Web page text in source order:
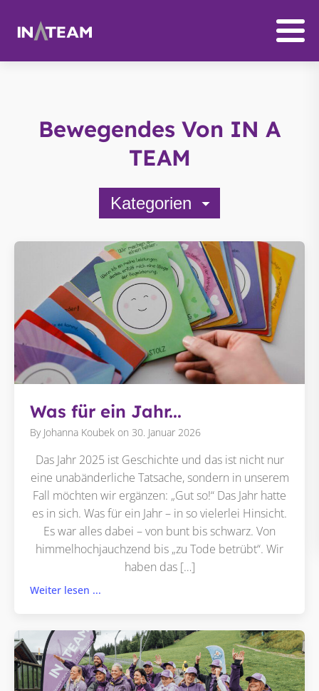
Bewegendes Von IN A
TEAM
Kategorien
Was für ein Jahr...
By Johanna Koubek on30. Januar 2026
Das Jahr 2025 ist Geschichte und das ist nicht nur
eine unabänderliche Tatsache, sondern in unserem
Fall möchten wir ergänzen: „Gut so!“ Das Jahr hatte
es in sich. Was für ein Jahr – in so vielerlei Hinsicht.
Es war alles dabei – von bunt bis schwarz. Von
himmelhochjauchzend bis „zu Tode betrübt“. Wir
haben das […]
Weiter lesen ...